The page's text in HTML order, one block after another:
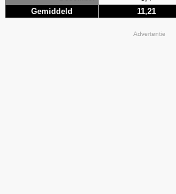
Gemiddeld 11,21
Advertentie